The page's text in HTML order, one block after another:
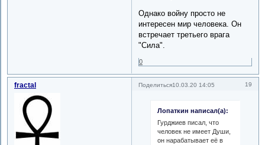
Однако войну просто не
интересен мир человека. Он
встречает третьего врага
"Сила".
0
Поделиться 19
10.03.20 14:05
fractal
Лопаткин написал(а):
Гурджиев писал, что
человек не имеет Души,
он нарабатывает её в